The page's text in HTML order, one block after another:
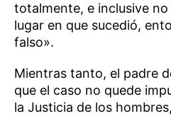
totalmente, e inclusive
lugar en que sucedió,
falso».
Mientras tanto, el padre
que el caso no quede
la Justicia de los